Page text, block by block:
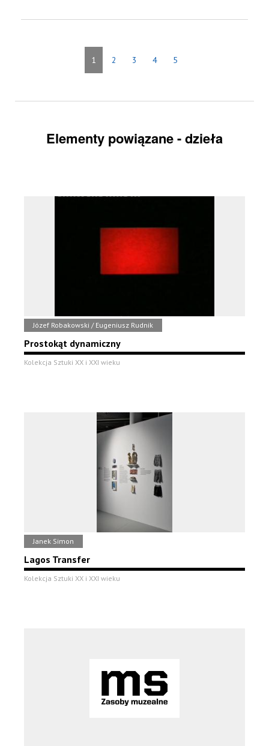
1 2 3 4 5
Elementy powiązane - dzieła
Józef Robakowski / Eugeniusz Rudnik
Prostokąt dynamiczny
Kolekcja Sztuki XX i XXI wieku
Janek Simon
Lagos Transfer
Kolekcja Sztuki XX i XXI wieku